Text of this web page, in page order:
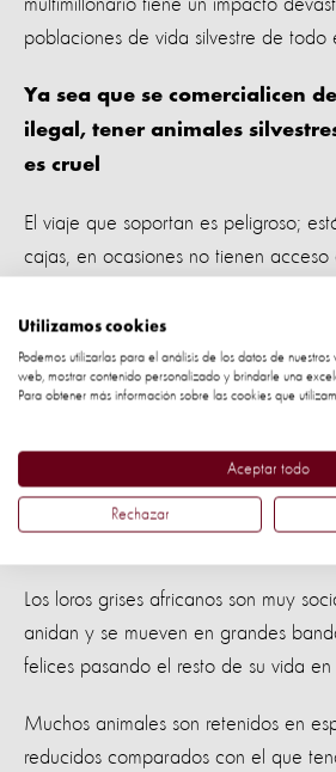
poblaciones de vida silvestre de todo
Ya sea que se comercialicen
ilegal, tener animales
es cruel
El viaje que soportan es peligroso;
cajas, en ocasiones no tienen
estos animales silvestres se asfixian,
sucumben ante enfermedades en el
Una vez que están en las casas de
forma realista de replicar o simular el
Los loros grises africanos son muy
anidan y se mueven en grandes
felices pasando el resto de su vida en
Muchos animales son retenidos en
reducidos comparados con el que
Utilizamos cookies
Podemos utilizarlas para el análisis de los datos de nuestros
web, mostrar contenido personalizado y brindarle una
Para obtener más información sobre las cookies que
Aceptar todo
Rechazar